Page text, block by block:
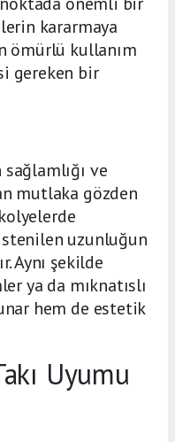
kararmaya
ömürlü kullanım
gereken bir
ve
mutlaka gözden
uzunluğun
Aynı şekilde
ya da mıknatıslı
hem de estetik
Uyumu